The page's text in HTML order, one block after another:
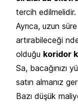
tercih edilmelidir.
Ayrıca, uzun
artırabileceği
olduğu koridor
Sa, bacağınızı
satın almanız
Bazı düşük